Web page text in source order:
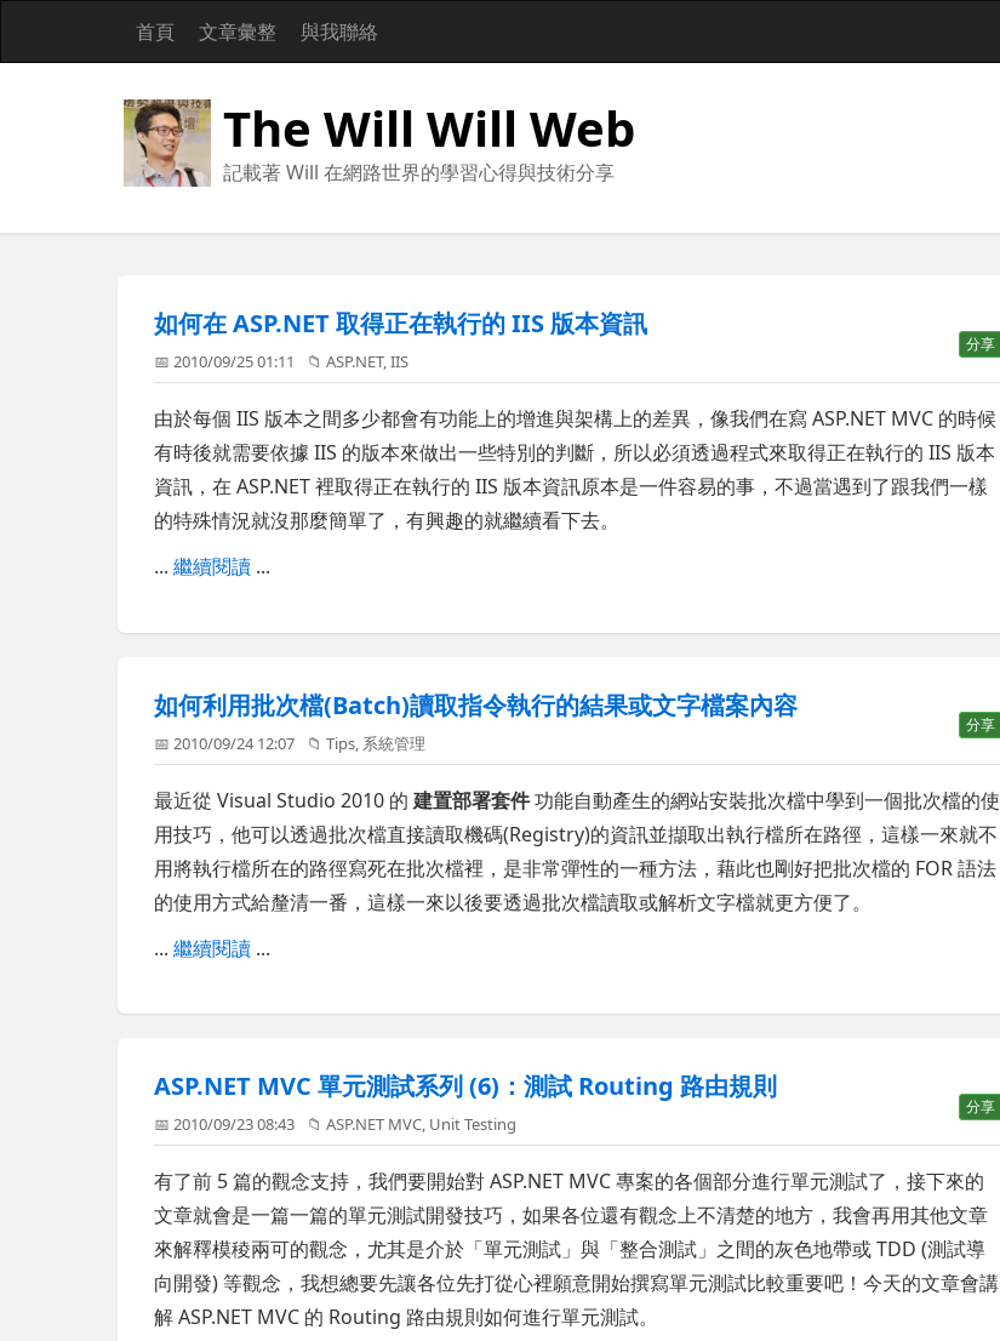
首頁 文章彙整 與我聯絡
The Will Will Web
記載著 Will 在網路世界的學習心得與技術分享
如何在 ASP.NET 取得正在執行的 IIS 版本資訊
分享
📅 2010/09/25 01:11 📁ASP.NET,IIS
由於每個 IIS 版本之間多少都會有功能上的增進與架構上的差異，像我們在寫 ASP.NET MVC 的時候
有時後就需要依據 IIS 的版本來做出一些特別的判斷，所以必須透過程式來取得正在執行的 IIS 版本
資訊，在 ASP.NET 裡取得正在執行的 IIS 版本資訊原本是一件容易的事，不過當遇到了跟我們一樣
的特殊情況就沒那麼簡單了，有興趣的就繼續看下去。
...繼續閱讀 ...
如何利用批次檔(Batch)讀取指令執行的結果或文字檔案內容
分享
📅 2010/09/24 12:07 📁Tips, 系統管理
最近從 Visual Studio 2010 的建置部署套件功能自動產生的網站安裝批次檔中學到一個批次檔的使
用技巧，他可以透過批次檔直接讀取機碼(Registry)的資訊並擷取出執行檔所在路徑，這樣一來就不
用將執行檔所在的路徑寫死在批次檔裡，是非常彈性的一種方法，藉此也剛好把批次檔的 FOR 語法
的使用方式給釐清一番，這樣一來以後要透過批次檔讀取或解析文字檔就更方便了。
...繼續閱讀 ...
ASP.NET MVC 單元測試系列 (6)：測試 Routing 路由規則
分享
📅 2010/09/23 08:43 📁ASP.NET MVC, Unit Testing
有了前 5 篇的觀念支持，我們要開始對 ASP.NET MVC 專案的各個部分進行單元測試了，接下來的
文章就會是一篇一篇的單元測試開發技巧，如果各位還有觀念上不清楚的地方，我會再用其他文章
來解釋模稜兩可的觀念，尤其是介於「單元測試」與「整合測試」之間的灰色地帶或 TDD (測試導
向開發) 等觀念，我想總要先讓各位先打從心裡願意開始撰寫單元測試比較重要吧！今天的文章會講
解 ASP.NET MVC 的 Routing 路由規則如何進行單元測試。